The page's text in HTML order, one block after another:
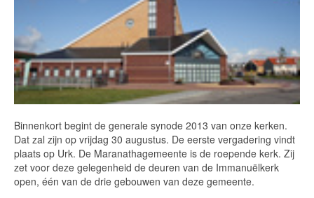
Binnenkort begint de generale synode 2013 van onze kerken.
Dat zal zijn op vrijdag 30 augustus. De eerste vergadering vindt
plaats op Urk. De Maranathagemeente is de roepende kerk. Zij
zet voor deze gelegenheid de deuren van de Immanuëlkerk
open, één van de drie gebouwen van deze gemeente.